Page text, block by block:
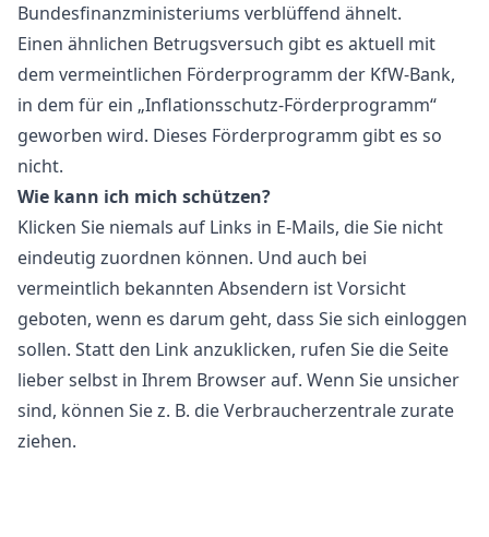
Bundesfinanzministeriums verblüffend ähnelt.
Einen ähnlichen Betrugsversuch gibt es aktuell mit
dem vermeintlichen Förderprogramm der KfW-Bank,
in dem für ein „Inflationsschutz-Förderprogramm“
geworben wird. Dieses Förderprogramm gibt es so
nicht.
Wie kann ich mich schützen?
Klicken Sie niemals auf Links in E-Mails, die Sie nicht
eindeutig zuordnen können. Und auch bei
vermeintlich bekannten Absendern ist Vorsicht
geboten, wenn es darum geht, dass Sie sich einloggen
sollen. Statt den Link anzuklicken, rufen Sie die Seite
lieber selbst in Ihrem Browser auf. Wenn Sie unsicher
sind, können Sie z. B. die Verbraucherzentrale zurate
ziehen.